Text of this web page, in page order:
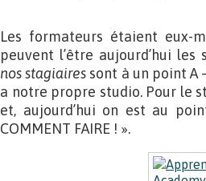
Les formateurs étaient eux-
peuvent l’être aujourd’hui
nos stagiaires sont à un point A
a notre propre studio. Pour le
et, aujourd’hui on est au
COMMENT FAIRE ! ».